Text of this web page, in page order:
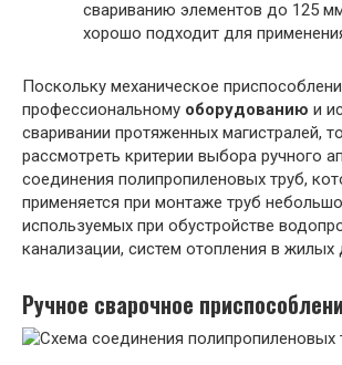
свариванию элементов до 125
хорошо подходит для
Поскольку механическое
профессиональному оборудованию и
сваривании протяженных магистралей,
рассмотреть критерии выбора ручного
соединения полипропиленовых труб,
применяется при монтаже труб
используемых при обустройстве
канализации, систем отопления в жилых
Ручное сварочное